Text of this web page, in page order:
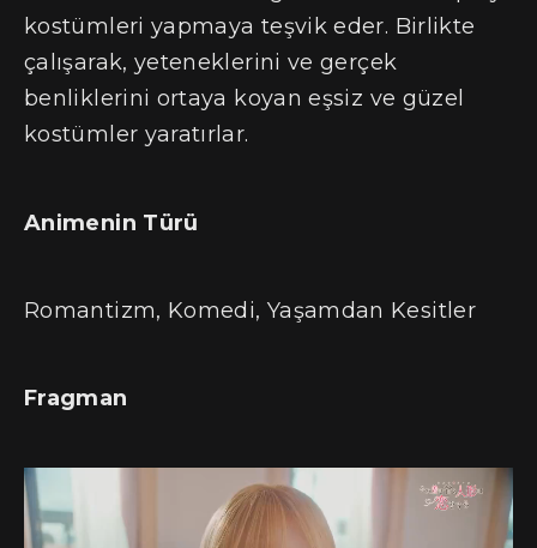
kostümleri yapmaya teşvik eder. Birlikte
çalışarak, yeteneklerini ve gerçek
benliklerini ortaya koyan eşsiz ve güzel
kostümler yaratırlar.
Animenin Türü
Romantizm, Komedi, Yaşamdan Kesitler
Fragman